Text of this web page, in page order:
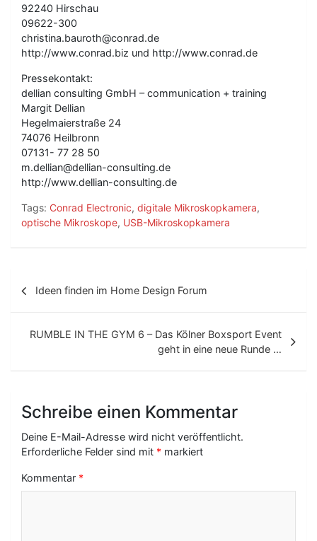
92240 Hirschau
09622-300
christina.bauroth@conrad.de
http://www.conrad.biz und http://www.conrad.de
Pressekontakt:
dellian consulting GmbH – communication + training
Margit Dellian
Hegelmaierstraße 24
74076 Heilbronn
07131- 77 28 50
m.dellian@dellian-consulting.de
http://www.dellian-consulting.de
Tags: Conrad Electronic, digitale Mikroskopkamera,
optische Mikroskope, USB-Mikroskopkamera
r
g
N
Ideen finden im Home Design Forum
RUMBLE IN THE GYM 6 – Das Kölner Boxsport Event
geht in eine neue Runde …
Schreibe einen Kommentar
Deine E-Mail-Adresse wird nicht veröffentlicht.
Erforderliche Felder sind mit * markiert
Kommentar *